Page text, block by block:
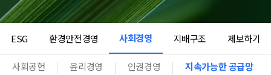
ESG 환경안전경영 사회경영 지배구조 제보하기
사회공헌 윤리경영 인권경영 지속가능한 공급망